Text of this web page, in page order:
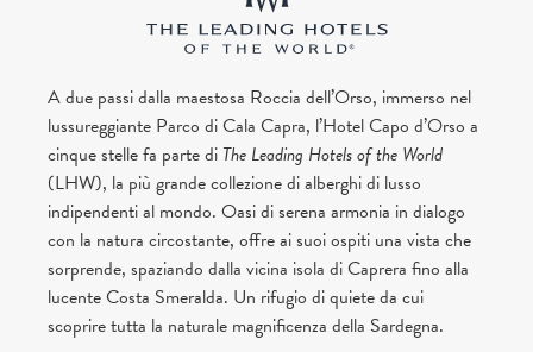
A due passi dalla maestosa Roccia dell’Orso, immerso nel
lussureggiante Parco di Cala Capra, l’Hotel Capo d’Orso a
cinque stelle fa parte di The Leading Hotels of the World
(LHW), la più grande collezione di alberghi di lusso
indipendenti al mondo. Oasi di serena armonia in dialogo
con la natura circostante, offre ai suoi ospiti una vista che
sorprende, spaziando dalla vicina isola di Caprera fino alla
lucente Costa Smeralda. Un rifugio di quiete da cui
scoprire tutta la naturale magnificenza della Sardegna.